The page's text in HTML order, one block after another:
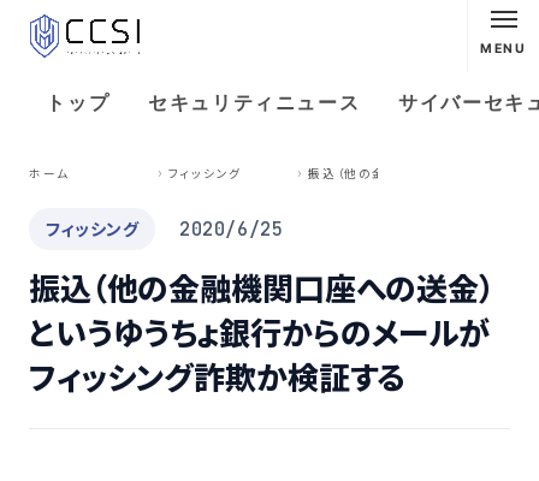
MENU
トップ セキュリティニュース サイバーセキ
ホーム フィッシング
フィッシング 2020/6/25
振込（他の金融機関口座への送金）
というゆうちょ銀行からのメールが
フィッシング詐欺か検証する